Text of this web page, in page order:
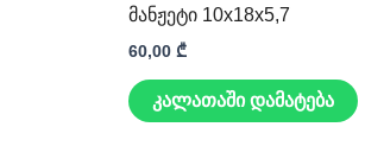
მანჟეტი 10x18x5,7
60,00 ₾
კალათაში დამატება